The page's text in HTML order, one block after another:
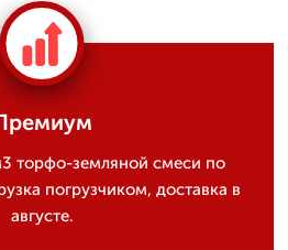
торфо-земляной смеси по
погрузчиком, доставка в
августе.